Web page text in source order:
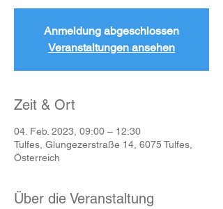
Anmeldung abgeschlossen
Veranstaltungen ansehen
Zeit & Ort
04. Feb. 2023, 09:00 – 12:30
Tulfes, Glungezerstraße 14, 6075 Tulfes,
Österreich
Über die Veranstaltung